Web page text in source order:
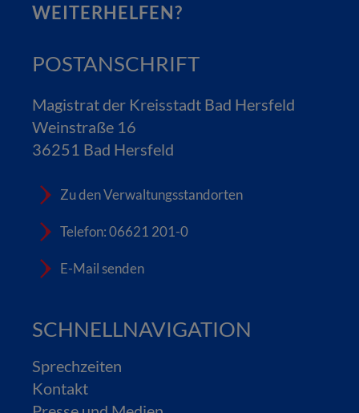
WEITERHELFEN?
POSTANSCHRIFT
Magistrat der Kreisstadt Bad Hersfeld
Weinstraße 16
36251 Bad Hersfeld
Zu den Verwaltungsstandorten
Telefon: 06621 201-0
E-Mail senden
SCHNELLNAVIGATION
Sprechzeiten
Kontakt